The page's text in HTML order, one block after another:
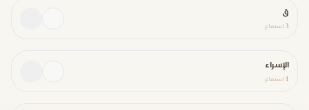
ق
3 استماع
الإسراء
1 استماع